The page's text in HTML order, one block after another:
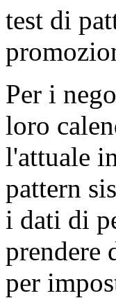
test di
Per i
loro
l'attuale
pattern
i dati di
prendere
per